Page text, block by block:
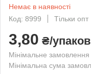
Немає в наявності
Код: 8999
Тільки опт
3,80 ₴/
Мінімальне
Мінімальна сума